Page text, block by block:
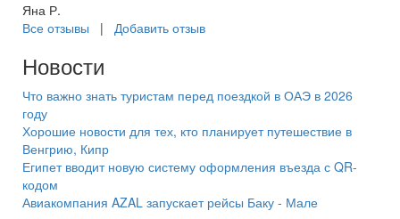
Яна Р.
Все отзывы | Добавить отзыв
Новости
Что важно знать туристам перед поездкой в ОАЭ в 2026
году
Хорошие новости для тех, кто планирует путешествие в
Венгрию, Кипр
Египет вводит новую систему оформления въезда с QR-
кодом
Авиакомпания AZAL запускает рейсы Баку - Мале